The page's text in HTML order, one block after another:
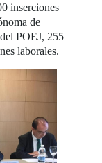
inserciones
de
POEJ, 255
laborales.